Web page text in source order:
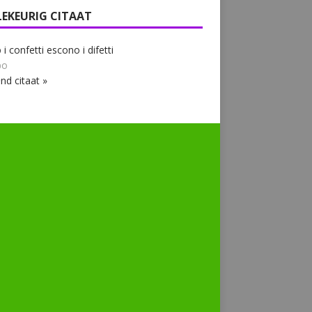
CITAAT
i confetti escono i difetti
citaat »